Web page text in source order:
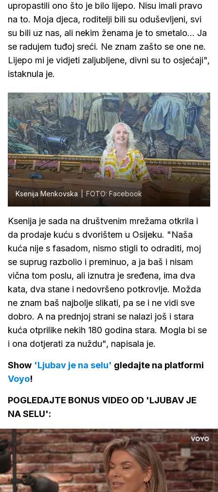
upropastili ono što je bilo lijepo. Nisu imali pravo
na to. Moja djeca, roditelji bili su oduševljeni, svi
su bili uz nas, ali nekim ženama je to smetalo... Ja
se radujem tuđoj sreći. Ne znam zašto se one ne.
Lijepo mi je vidjeti zaljubljene, divni su to osjećaji",
istaknula je.
Ksenija Menkovska FOTO: Facebook
Ksenija je sada na društvenim mrežama otkrila i
da prodaje kuću s dvorištem u Osijeku. "Naša
kuća nije s fasadom, nismo stigli to odraditi, moj
se suprug razbolio i preminuo, a ja baš i nisam
vična tom poslu, ali iznutra je sređena, ima dva
kata, dva stane i nedovršeno potkrovlje. Možda
ne znam baš najbolje slikati, pa se i ne vidi sve
dobro. A na prednjoj strani se nalazi još i stara
kuća otprilike nekih 180 godina stara. Mogla bi se
i ona dotjerati za nuždu", napisala je.
Show 'Ljubav je na selu' gledajte na platformi
Voyo!
POGLEDAJTE BONUS VIDEO OD 'LJUBAV JE
NA SELU':